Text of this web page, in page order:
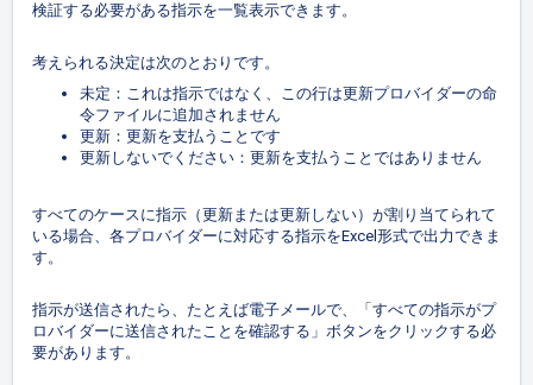
検証する必要がある指示を一覧表示できます。
考えられる決定は次のとおりです。
未定：これは指示ではなく、この行は更新プロバイダーの命
令ファイルに追加されません
更新：更新を支払うことです
更新しないでください：更新を支払うことではありません
すべてのケースに指示（更新または更新しない）が割り当てられて
いる場合、各プロバイダーに対応する指示をExcel形式で出力できま
す。
指示が送信されたら、たとえば電子メールで、「すべての指示がプ
ロバイダーに送信されたことを確認する」ボタンをクリックする必
要があります。